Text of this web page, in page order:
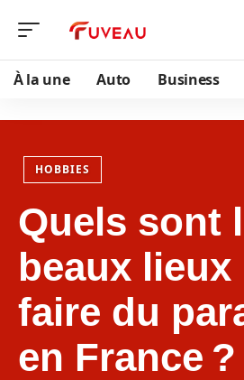
À la une Auto Business
HOBBIES
Quels sont
beaux
faire du
en France ?